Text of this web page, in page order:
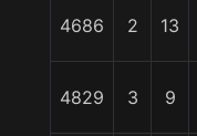
4686 2 13
4829 3 9